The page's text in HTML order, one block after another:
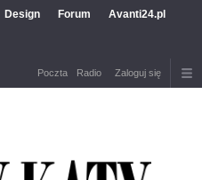
Design Forum Avanti24.pl
Poczta Radio Zaloguj się